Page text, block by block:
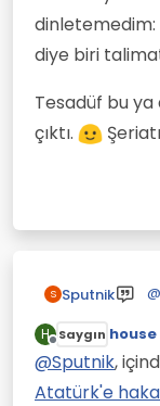
dinletemedim:
diye biri
Tesadüf bu
çıktı.
S Sputnik @
H
Çevrimdışı
Saygın house
@Sputnik,
Atatürk'e